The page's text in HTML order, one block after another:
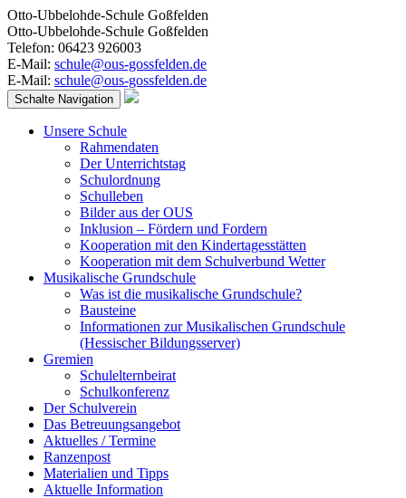
Otto-Ubbelohde-Schule Goßfelden
Otto-Ubbelohde-Schule Goßfelden
Telefon: 06423 926003
E-Mail: schule@ous-gossfelden.de
E-Mail: schule@ous-gossfelden.de
Schalte Navigation
Unsere Schule
Rahmendaten
Der Unterrichtstag
Schulordnung
Schulleben
Bilder aus der OUS
Inklusion – Fördern und Fordern
Kooperation mit den Kindertagesstätten
Kooperation mit dem Schulverbund Wetter
Musikalische Grundschule
Was ist die musikalische Grundschule?
Bausteine
Informationen zur Musikalischen Grundschule
(Hessischer Bildungsserver)
Gremien
Schulelternbeirat
Schulkonferenz
Der Schulverein
Das Betreuungsangebot
Aktuelles / Termine
Ranzenpost
Materialien und Tipps
Aktuelle Information